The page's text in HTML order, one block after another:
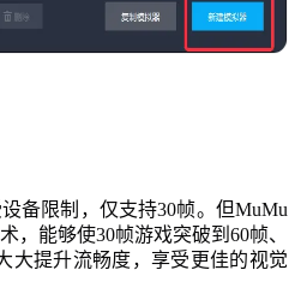
备限制，仅支持30帧。但MuMu
，能够使30帧游戏突破到60帧、
大提升流畅度，享受更佳的视觉